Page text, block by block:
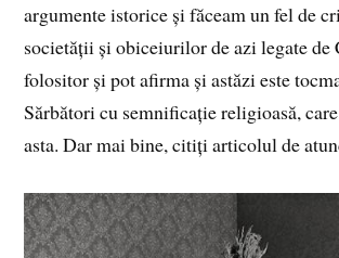
argumente istorice și făceam un fel de
societății și obiceiurilor de azi legate de
folositor și pot afirma și astăzi este
Sărbători cu semnificație religioasă,
asta. Dar mai bine, citiți articolul de